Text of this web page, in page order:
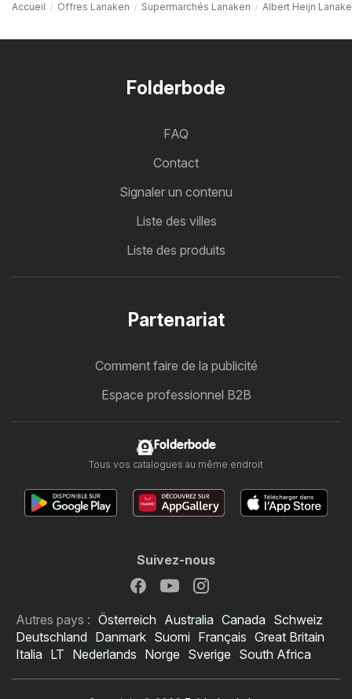
Accueil Offres Lanaken Supermarchés Lanaken Albert Heijn
Folderbode
FAQ
Contact
Signaler un contenu
Liste des villes
Liste des produits
Partenariat
Comment faire de la publicité
Espace professionnel B2B
Folderbode
Tous vos catalogues au même endroit
Suivez-nous
Autres pays : Österreich Australia Canada Schweiz
Deutschland Danmark Suomi Français Great Britain
Italia LT Nederlands Norge Sverige South Africa